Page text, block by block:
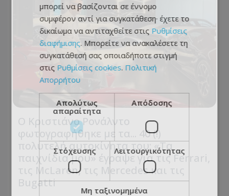
Ο Κριστιάνο Ρονάλντο
φωτογραφήθηκε με τα... 40 (!)
πολυτελή αυτοκίνητα του: «Τα
παιχνίδια μου» έγραψε για τις Ferrari,
τις McLaren, τις Mercedes και τις
Bugatti
μπορεί να βασίζονται σε έννομο
συμφέρον αντί για συγκατάθεση· έχετε το
δικαίωμα να αντιταχθείτε στις Ρυθμίσεις
διαφήμισης. Μπορείτε να ανακαλέσετε τη
συγκατάθεσή σας οποιαδήποτε στιγμή
στις Ρυθμίσεις cookies. Πολιτική
Απορρήτου
Απολύτως
απαραίτητα
Απόδοσης
Στόχευσης Λειτουργικότητας
Μη ταξινομημένα